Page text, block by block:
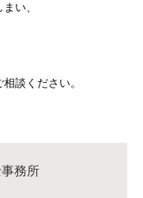
い、
談ください。
務所